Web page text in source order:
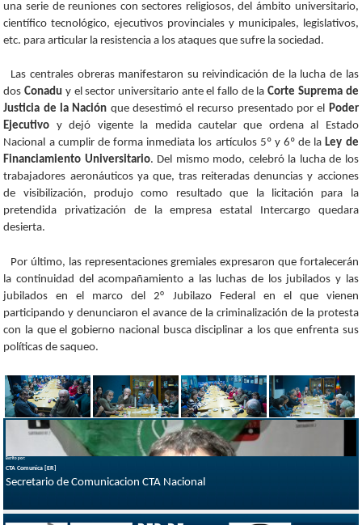
una serie de reuniones con sectores religiosos, del ámbito universitario,
científico tecnológico, ejecutivos provinciales y municipales, legislativos,
etc. para articular la resistencia a los ataques que sufre la sociedad.
Las centrales obreras manifestaron su reivindicación de la lucha de las
dosConadu y el sector universitario ante el fallo de laCorte Suprema de
Justicia de la Nación que desestimó el recurso presentado por el Poder
Ejecutivo y dejó vigente la medida cautelar que ordena al Estado
Nacional a cumplir de forma inmediata los artículos 5º y 6º de laLey de
Financiamiento Universitario. Del mismo modo, celebró la lucha de los
trabajadores aeronáuticos ya que, tras reiteradas denuncias y acciones
de visibilización, produjo como resultado que la licitación para la
pretendida privatización de la empresa estatal Intercargo quedara
desierta.
Por último, las representaciones gremiales expresaron que fortalecerán
la continuidad del acompañamiento a las luchas de los jubilados y las
jubilados en el marco del 2° Jubilazo Federal en el que vienen
participando y denunciaron el avance de la criminalización de la protesta
con la que el gobierno nacional busca disciplinar a los que enfrenta sus
políticas de saqueo.
Escrito por:
CTA Comunica [ER]
Secretario de Comunicacion CTA Nacional